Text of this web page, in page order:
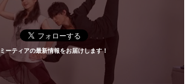
ミーティアの最新情報をお届けします！